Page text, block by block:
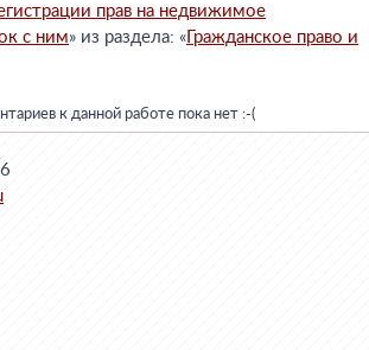
прав на недвижимое
с ним» из раздела: « Гражданское право и
к данной работе пока нет :-(